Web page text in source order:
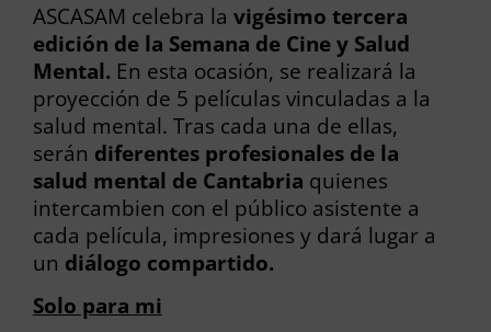
ASCASAM celebra la vigésimo tercera
edición de la Semana de Cine y Salud
Mental. En esta ocasión, se realizará la
proyección de 5 películas vinculadas a la
salud mental. Tras cada una de ellas,
serán diferentes profesionales de la
salud mental de Cantabria quienes
intercambien con el público asistente a
cada película, impresiones y dará lugar a
un diálogo compartido.
Solo para mi